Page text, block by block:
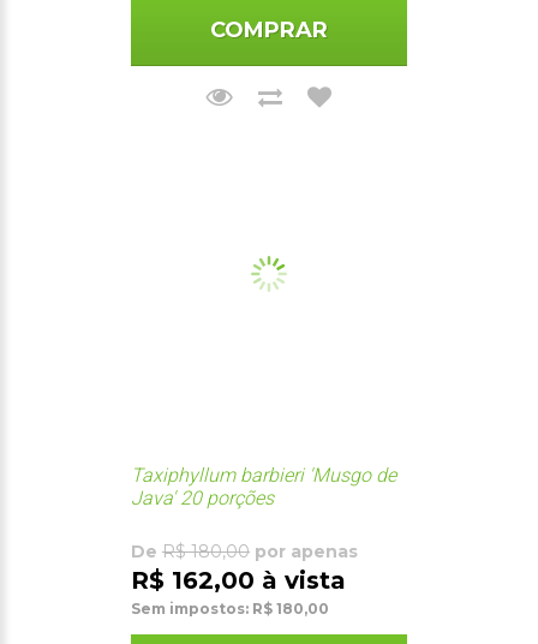
COMPRAR
Taxiphyllum barbieri 'Musgo de
Java' 20 porções
De R$ 180,00 por apenas
R$ 162,00 à vista
Sem impostos: R$ 180,00